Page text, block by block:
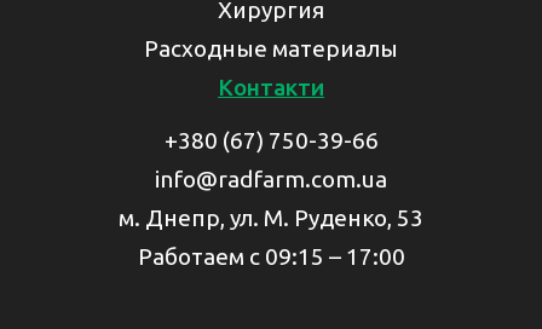
Хирургия
Расходные материалы
Контакти
+380 (67) 750-39-66
info@radfarm.com.ua
м. Днепр, ул. М. Руденко, 53
Работаем с 09:15 – 17:00